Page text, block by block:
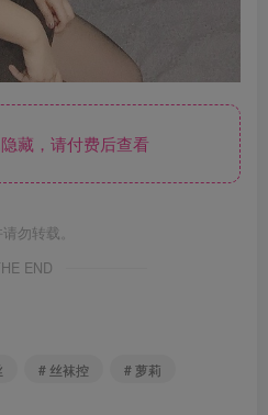
藏，请付费后查看
勿转载。
END
# 丝袜控
# 萝莉